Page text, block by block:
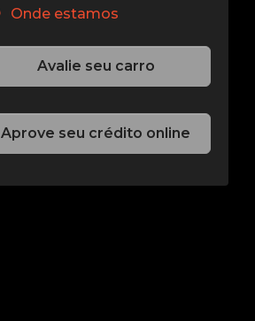
Onde estamos
Avalie seu carro
Aprove seu crédito online